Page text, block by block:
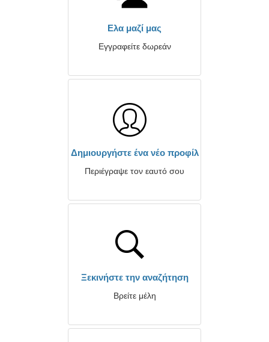
Ελα μαζί μας
Εγγραφείτε δωρεάν
Δημιουργήστε ένα νέο προφίλ
Περιέγραψε τον εαυτό σου
Ξεκινήστε την αναζήτηση
Βρείτε μέλη